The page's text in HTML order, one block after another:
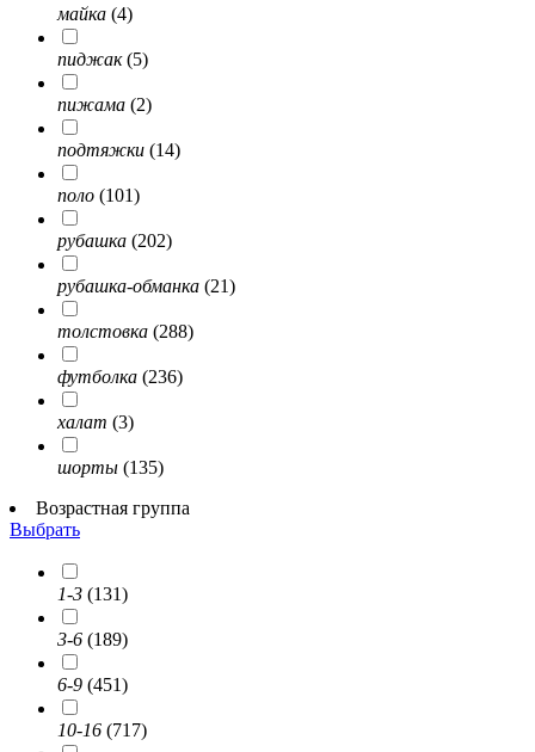
майка (4)
пиджак(5)
пижама (2)
подтяжки (14)
поло (101)
рубашка (202)
рубашка-обманка (21)
толстовка (288)
футболка (236)
халат (3)
шорты (135)
Возрастная группа
Выбрать
1-3 (131)
3-6 (189)
6-9 (451)
10-16 (717)